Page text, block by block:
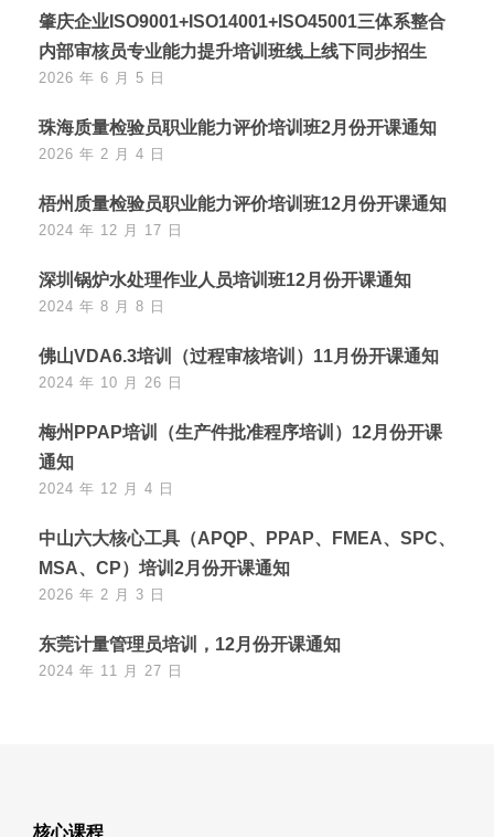
肇庆企业ISO9001+ISO14001+ISO45001三体系整合
内部审核员专业能力提升培训班线上线下同步招生
2026 年 6 月 5 日
珠海质量检验员职业能力评价培训班2月份开课通知
2026 年 2 月 4 日
梧州质量检验员职业能力评价培训班12月份开课通知
2024 年 12 月 17 日
深圳锅炉水处理作业人员培训班12月份开课通知
2024 年 8 月 8 日
佛山VDA6.3培训（过程审核培训）11月份开课通知
2024 年 10 月 26 日
梅州PPAP培训（生产件批准程序培训）12月份开课
通知
2024 年 12 月 4 日
中山六大核心工具（APQP、PPAP、FMEA、SPC、
MSA、CP）培训2月份开课通知
2026 年 2 月 3 日
东莞计量管理员培训，12月份开课通知
2024 年 11 月 27 日
核心课程